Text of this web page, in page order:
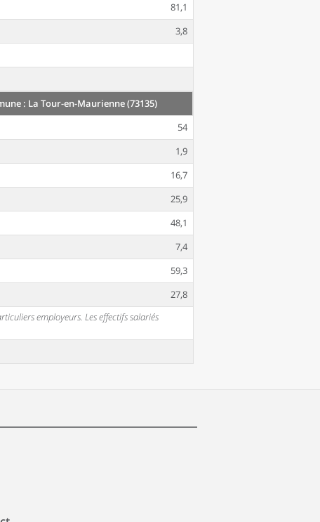
81,1
3,8
: La Tour-en-Maurienne (73135)
54
1,9
16,7
25,9
48,1
7,4
59,3
27,8
employeurs. Les effectifs salariés